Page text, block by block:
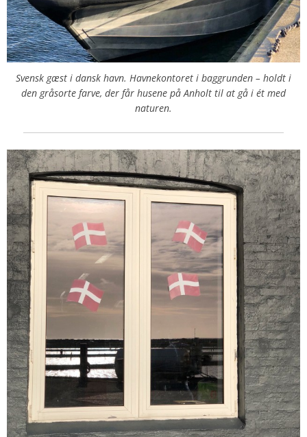
Svensk gæst i dansk havn. Havnekontoret i baggrunden – holdt i
den gråsorte farve, der får husene på Anholt til at gå i ét med
naturen.